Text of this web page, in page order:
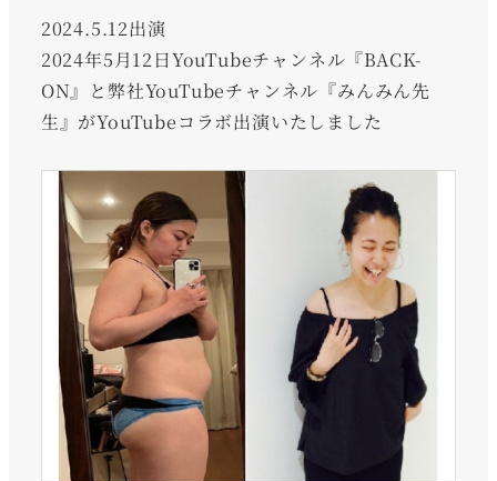
2024.5.12出演
2024年5月12日YouTubeチャンネル『BACK-
ON』と弊社YouTubeチャンネル『みんみん先
生』がYouTubeコラボ出演いたしました